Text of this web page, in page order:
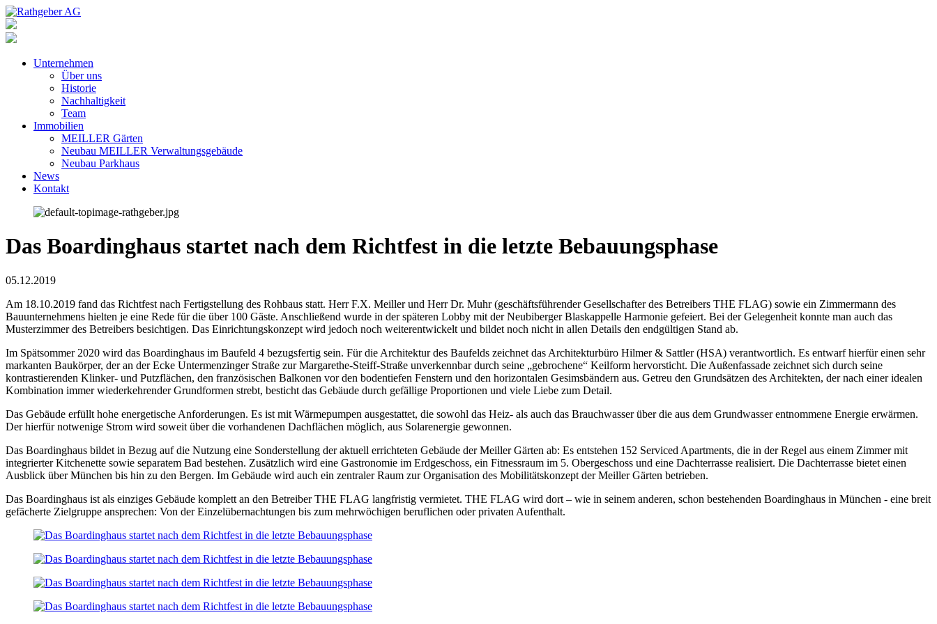
Unternehmen
Über uns
Historie
Nachhaltigkeit
Team
Immobilien
MEILLER Gärten
Neubau MEILLER Verwaltungsgebäude
Neubau Parkhaus
News
Kontakt
Das Boardinghaus startet nach dem Richtfest in die letzte Bebauungsphase
05.12.2019
Am 18.10.2019 fand das Richtfest nach Fertigstellung des Rohbaus statt. Herr F.X. Meiller und Herr Dr. Muhr (geschäftsführender Gesellschafter des Betreibers THE FLAG) sowie ein Zimmermann des
Bauunternehmens hielten je eine Rede für die über 100 Gäste. Anschließend wurde in der späteren Lobby mit der Neubiberger Blaskappelle Harmonie gefeiert. Bei der Gelegenheit konnte man auch das
Musterzimmer des Betreibers besichtigen. Das Einrichtungskonzept wird jedoch noch weiterentwickelt und bildet noch nicht in allen Details den endgültigen Stand ab.
Im Spätsommer 2020 wird das Boardinghaus im Baufeld 4 bezugsfertig sein. Für die Architektur des Baufelds zeichnet das Architekturbüro Hilmer & Sattler (HSA) verantwortlich. Es entwarf hierfür einen sehr
markanten Baukörper, der an der Ecke Untermenzinger Straße zur Margarethe-Steiff-Straße unverkennbar durch seine „gebrochene“ Keilform hervorsticht. Die Außenfassade zeichnet sich durch seine
kontrastierenden Klinker- und Putzflächen, den französischen Balkonen vor den bodentiefen Fenstern und den horizontalen Gesimsbändern aus. Getreu den Grundsätzen des Architekten, der nach einer idealen
Kombination immer wiederkehrender Grundformen strebt, besticht das Gebäude durch gefällige Proportionen und viele Liebe zum Detail.
Das Gebäude erfüllt hohe energetische Anforderungen. Es ist mit Wärmepumpen ausgestattet, die sowohl das Heiz- als auch das Brauchwasser über die aus dem Grundwasser entnommene Energie erwärmen.
Der hierfür notwenige Strom wird soweit über die vorhandenen Dachflächen möglich, aus Solarenergie gewonnen.
Das Boardinghaus bildet in Bezug auf die Nutzung eine Sonderstellung der aktuell errichteten Gebäude der Meiller Gärten ab: Es entstehen 152 Serviced Apartments, die in der Regel aus einem Zimmer mit
integrierter Kitchenette sowie separatem Bad bestehen. Zusätzlich wird eine Gastronomie im Erdgeschoss, ein Fitnessraum im 5. Obergeschoss und eine Dachterrasse realisiert. Die Dachterrasse bietet einen
Ausblick über München bis hin zu den Bergen. Im Gebäude wird auch ein zentraler Raum zur Organisation des Mobilitätskonzept der Meiller Gärten betrieben.
Das Boardinghaus ist als einziges Gebäude komplett an den Betreiber THE FLAG langfristig vermietet. THE FLAG wird dort – wie in seinem anderen, schon bestehenden Boardinghaus in München - eine breit
gefächerte Zielgruppe ansprechen: Von der Einzelübernachtungen bis zum mehrwöchigen beruflichen oder privaten Aufenthalt.